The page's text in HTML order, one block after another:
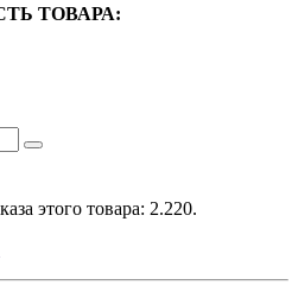
ТОВАРА:
этого товара: 2.220.